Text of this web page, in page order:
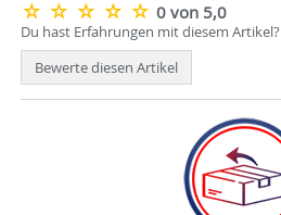
0 von 5,0
Du hast Erfahrungen mit diesem Artikel?
Bewerte diesen Artikel